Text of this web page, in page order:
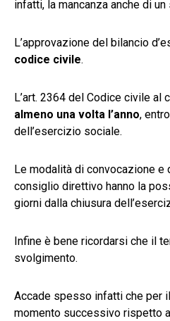
infatti, la mancanza anche di
L’approvazione del bilancio
codice civile.
L’art. 2364 del Codice civile
almeno una volta l’anno,
dell’esercizio sociale.
Le modalità di convocazione
consiglio direttivo hanno la
giorni dalla chiusura
Infine è bene ricordarsi che il
svolgimento.
Accade spesso infatti che per
momento successivo rispetto